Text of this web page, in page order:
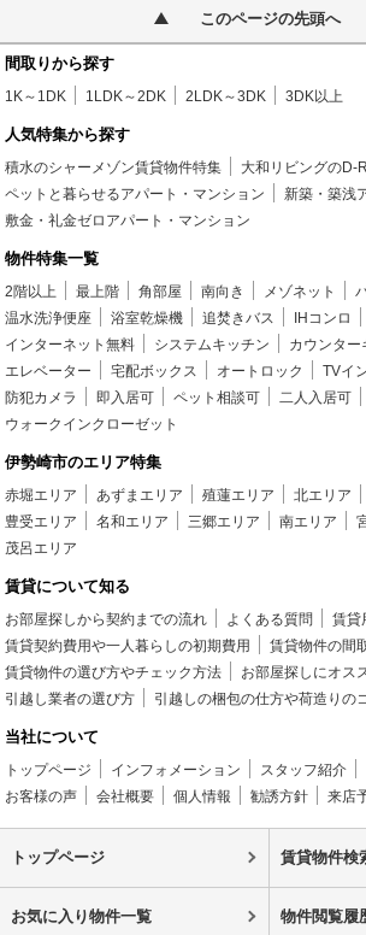
このページの先頭へ
間取りから探す
1K～1DK 1LDK～2DK 2LDK～3DK 3DK以上
人気特集から探す
積水のシャーメゾン賃貸物件特集
大和リビングのD-
ペットと暮らせるアパート・マンション
新築・築浅
敷金・礼金ゼロアパート・マンション
物件特集一覧
2階以上 最上階 角部屋 南向き メゾネット
温水洗浄便座
浴室乾燥機 追焚きバス IHコンロ
インターネット無料
システムキッチン カウンター
エレベーター
宅配ボックス オートロック
TVイ
防犯カメラ
即入居可 ペット相談可
二人入居可
ウォークインクローゼット
伊勢崎市のエリア特集
赤堀エリア あずまエリア 殖蓮エリア 北エリア
豊受エリア
名和エリア 三郷エリア 南エリア
茂呂エリア
賃貸について知る
お部屋探しから契約までの流れ よくある質問
賃貸
賃貸契約費用や一人暮らしの初期費用
賃貸物件の間
賃貸物件の選び方やチェック方法
お部屋探しにオス
引越し業者の選び方
引越しの梱包の仕方や荷造りの
当社について
トップページ インフォメーション スタッフ紹介
お客様の声
会社概要 個人情報 勧誘方針 来店
トップページ 賃貸物件検
お気に入り物件一覧 物件閲覧履